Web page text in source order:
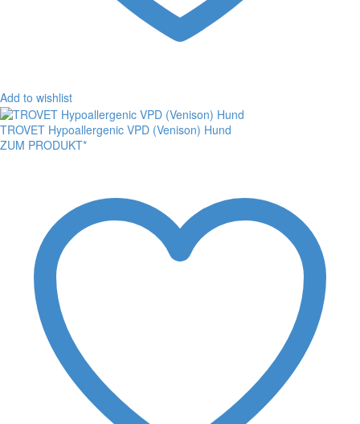
Add to wishlist
TROVET Hypoallergenic VPD (Venison) Hund
ZUM PRODUKT*